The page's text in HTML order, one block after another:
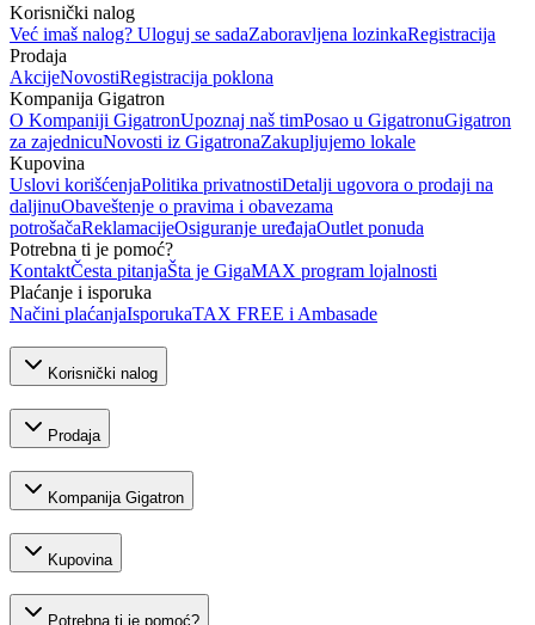
Korisnički nalog
Već imaš nalog? Uloguj se sadaZaboravljena lozinkaRegistracija
Prodaja
AkcijeNovostiRegistracija poklona
Kompanija Gigatron
O Kompaniji GigatronUpoznaj naš timPosao u GigatronuGigatron
za zajednicuNovosti iz GigatronaZakupljujemo lokale
Kupovina
Uslovi korišćenjaPolitika privatnostiDetalji ugovora o prodaji na
daljinuObaveštenje o pravima i obavezama
potrošačaReklamacijeOsiguranje uređajaOutlet ponuda
Potrebna ti je pomoć?
KontaktČesta pitanjaŠta je GigaMAX program lojalnosti
Plaćanje i isporuka
Načini plaćanjaIsporukaTAX FREE i Ambasade
Korisnički nalog
Prodaja
Kompanija Gigatron
Kupovina
Potrebna ti je pomoć?